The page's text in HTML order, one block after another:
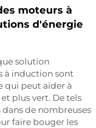
moteurs à
d'énergie
solution
à induction sont
qui peut aider à
plus vert. De tels
de nombreuses
faire bouger les